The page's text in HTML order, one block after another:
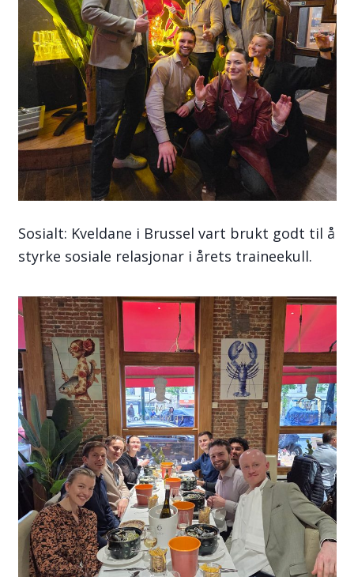
Sosialt: Kveldane i Brussel vart brukt godt til å
styrke sosiale relasjonar i årets traineekull.